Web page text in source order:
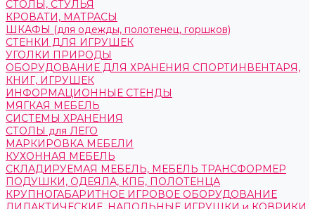
СТОЛЫ, СТУЛЬЯ
КРОВАТИ, МАТРАСЫ
ШКАФЫ (для одежды, полотенец, горшков)
СТЕНКИ ДЛЯ ИГРУШЕК
УГОЛКИ ПРИРОДЫ
ОБОРУДОВАНИЕ ДЛЯ ХРАНЕНИЯ СПОРТИНВЕНТАРЯ,
КНИГ, ИГРУШЕК
ИНФОРМАЦИОННЫЕ СТЕНДЫ
МЯГКАЯ МЕБЕЛЬ
СИСТЕМЫ ХРАНЕНИЯ
СТОЛЫ для ЛЕГО
МАРКИРОВКА МЕБЕЛИ
КУХОННАЯ МЕБЕЛЬ
СКЛАДИРУЕМАЯ МЕБЕЛЬ, МЕБЕЛЬ ТРАНСФОРМЕР
ПОДУШКИ, ОДЕЯЛА, КПБ, ПОЛОТЕНЦА
КРУПНОГАБАРИТНОЕ ИГРОВОЕ ОБОРУДОВАНИЕ